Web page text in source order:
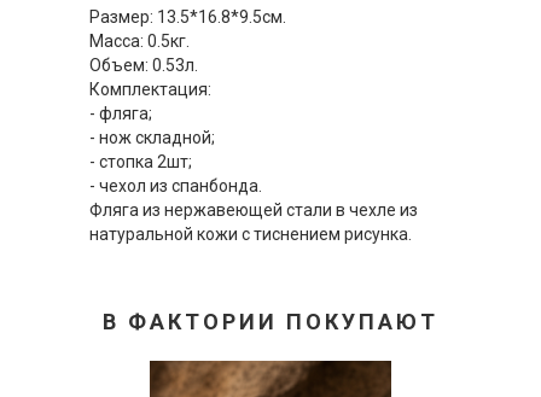
Размер: 13.5*16.8*9.5см.
Масса: 0.5кг.
Объем: 0.53л.
Комплектация:
- фляга;
- нож складной;
- стопка 2шт;
- чехол из спанбонда.
Фляга из нержавеющей стали в чехле из
натуральной кожи с тиснением рисунка.
В ФАКТОРИИ ПОКУПАЮТ